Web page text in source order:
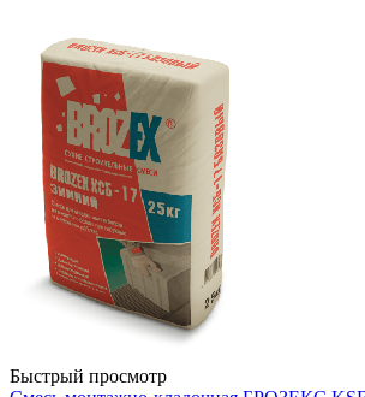
Быстрый просмотр